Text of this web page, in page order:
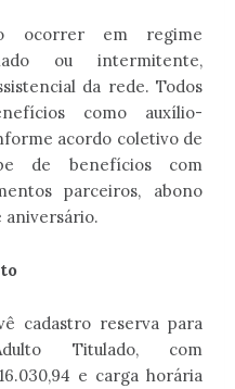
ocorrer em regime
ou intermitente,
da rede. Todos
como auxílio-
acordo coletivo de
de benefícios com
parceiros, abono
aniversário.
cadastro reserva para
Titulado, com
e carga horária